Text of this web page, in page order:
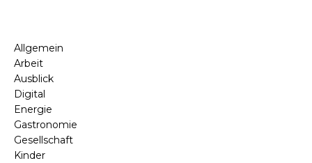
Allgemein
Arbeit
Ausblick
Digital
Energie
Gastronomie
Gesellschaft
Kinder